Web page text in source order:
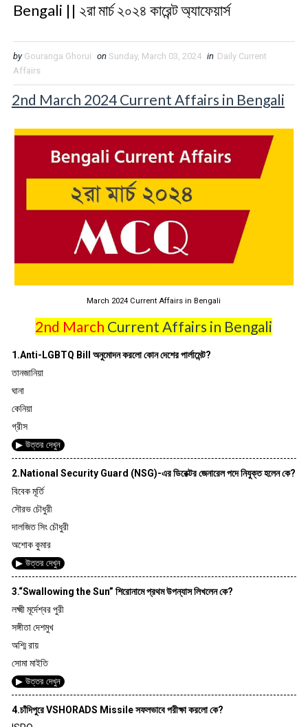
Bengali || ২রা মার্চ ২০২৪ কারেন্ট অ্যাফেয়ার্স
by Gouranga Ghorui on Sunday, March 03, 2024 in Daily Current
Affairs
2nd March 2024 Current Affairs in Bengali
March 2024 Current Affairs in Bengali
2nd March Current Affairs in Bengali
1.Anti-LGBTQ Bill অনুমোদন করলো কোন দেশের পার্লামেন্ট?
তানজানিয়া
ঘানা
কেনিয়া
গ্রীস
▶ উত্তর দেখুন
2.National Security Guard (NSG)-এর ডিরেক্টর জেনারেল পদে নিযুক্ত হলেন কে?
বিবেক মূর্তি
সৌরভ চৌধুরী
দালজিত সিং চৌধুরী
অশোক কুমার
▶ উত্তর দেখুন
3.“Swallowing the Sun” শিরোনামে প্রথম উপন্যাস লিখলেন কে?
লক্ষ্মী মূর্দেশ্বর পুরী
সঙ্গীতা দেশমুখ
অশ্মি রায়
সোমা মাইতি
▶ উত্তর দেখুন
4.চাঁদিপুরে VSHORADS Missile সফলভাবে পরীক্ষা করলো কে?